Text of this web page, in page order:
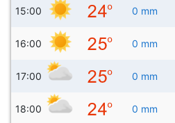
15:00 0 mm
16:00 0 mm
17:00 0 mm
18:00 0 mm